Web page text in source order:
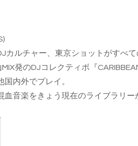
ルチャー、東京ショットがすべて
発のDJコレクティボ『
内外でプレイ。
音楽をきょう現在のライブラリ